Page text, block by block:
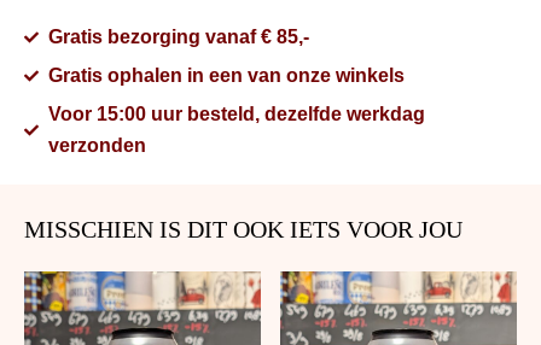
Gratis bezorging vanaf € 85,-
Gratis ophalen in een van onze winkels
Voor 15:00 uur besteld, dezelfde werkdag
verzonden
MISSCHIEN IS DIT OOK IETS VOOR JOU